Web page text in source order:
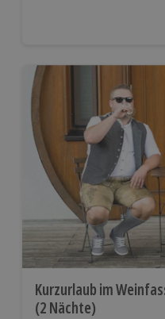
Kurzurlaub im
(2 Nächte)